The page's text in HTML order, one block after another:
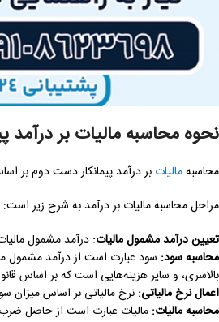
نحوه محاسبه مالیات بر درآمد
محاسبهمالیات بر درآمد پیمانکار دست دوم بر
مراحل محاسبه مالیات بر درآمد به شرح زیر است:
تعیین درآمد مشمول مالیات: درآمد مشمول
محاسبه سود: سود عبارت است از درآمد مشمول
بالاسری، و سایر هزینه‌هایی است که بر اساس
اعمال نرخ مالیاتی: نرخ مالیاتی بر اساس
محاسبه مالیات: مالیات عبارت است از حاصل ضرب